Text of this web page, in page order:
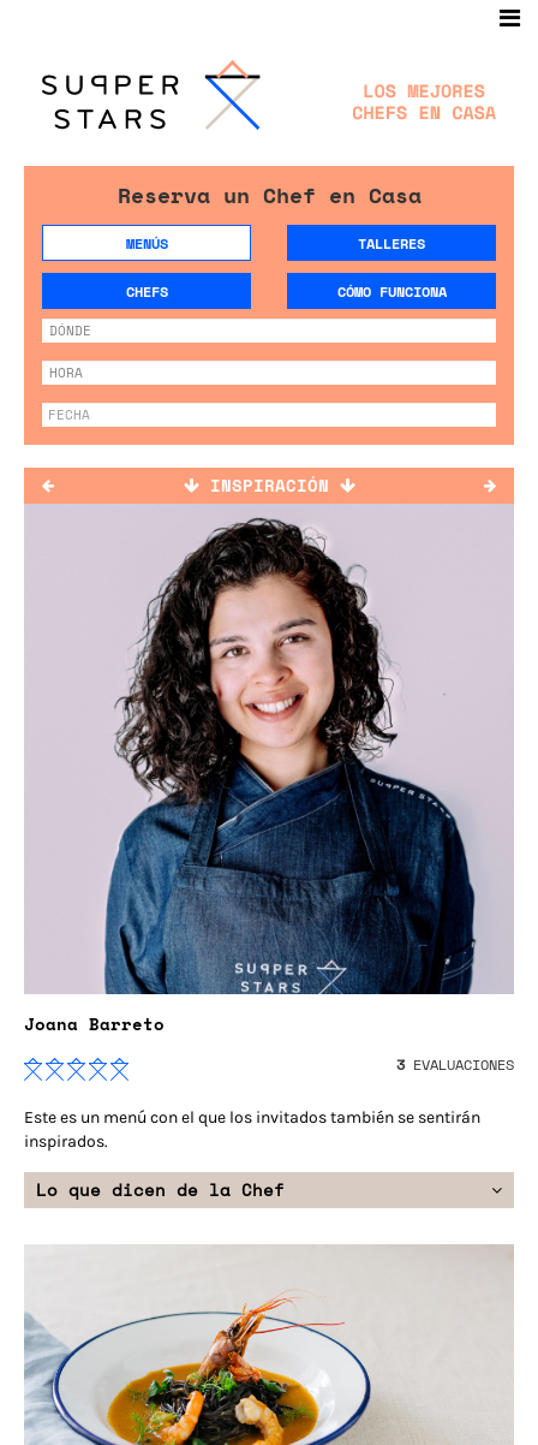
Reserva un Chef en Casa
MENÚS TALLERES
CHEFS CÓMO FUNCIONA
INSPIRACIÓN
Joana Barreto
3 EVALUACIONES
Este es un menú con el que los invitados también se sentirán
inspirados.
Lo que dicen de la Chef